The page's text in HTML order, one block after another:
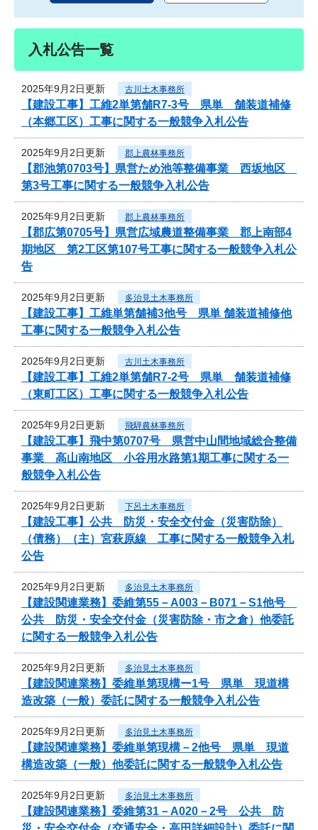
入札公告一覧
2025年9月2日更新 古川土木事務所
【建設工事】工維2単第舗R7-3号 県単 舗装道補修
（本郷工区）工事に関する一般競争入札公告
2025年9月2日更新 郡上農林事務所
【郡池第0703号】県営ため池等整備事業 西坂地区
第3号工事に関する一般競争入札公告
2025年9月2日更新 郡上農林事務所
【郡広第0705号】県営広域農道整備事業 郡上南部4
期地区 第2工区第107号工事に関する一般競争入札公
告
2025年9月2日更新 多治見土木事務所
【建設工事】工維単第舗補3他号 県単 舗装道補修他
工事に関する一般競争入札公告
2025年9月2日更新 古川土木事務所
【建設工事】工維2単第舗R7-2号 県単 舗装道補修
（東町工区）工事に関する一般競争入札公告
2025年9月2日更新 飛騨農林事務所
【建設工事】飛中第0707号 県営中山間地域総合整備
事業 高山南地区 小谷用水路第1期工事に関する一
般競争入札公告
2025年9月2日更新 下呂土木事務所
【建設工事】公共 防災・安全交付金（災害防除）
（債務）（主）宮萩原線 工事に関する一般競争入札
公告
2025年9月2日更新 多治見土木事務所
【建設関連業務】委維第55－A003－B071－S1他号
公共 防災・安全交付金（災害防除・市之倉）他委託
に関する一般競争入札公告
2025年9月2日更新 多治見土木事務所
【建設関連業務】委維単第現構ー1号 県単 現道構
造改築（一般）委託に関する一般競争入札公告
2025年9月2日更新 多治見土木事務所
【建設関連業務】委維単第現構－2他号 県単 現道
構造改築（一般）他委託に関する一般競争入札公告
2025年9月2日更新 多治見土木事務所
【建設関連業務】委維第31－A020－2号 公共 防